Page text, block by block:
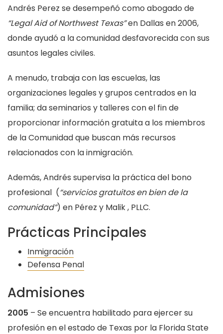
Andrés Perez se desempeñó como abogado de
“Legal Aid of Northwest Texas”en Dallas en 2006,
donde ayudó a la comunidad desfavorecida con sus
asuntos legales civiles.
A menudo, trabaja con las escuelas, las
organizaciones legales y grupos centrados en la
familia; da seminarios y talleres con el fin de
proporcionar información gratuita a los miembros
de la Comunidad que buscan más recursos
relacionados con la inmigración.
Además, Andrés supervisa la práctica del bono
profesional (“servicios gratuitos en bien de la
comunidad”) en Pérez y Malik , PLLC.
Prácticas Principales
Inmigración
Defensa Penal
Admisiones
2005 – Se encuentra habilitado para ejercer su
profesión en el estado de Texas por la Florida State